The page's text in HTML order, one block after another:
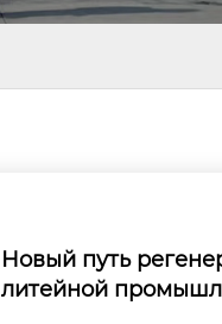
Новый путь
литейной